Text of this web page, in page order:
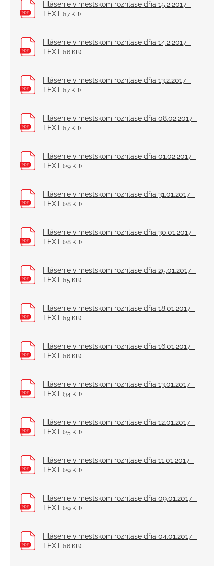
Hlásenie v mestskom rozhlase dňa 15.2.2017 -
TEXT (17 KB)
Hlásenie v mestskom rozhlase dňa 14.2.2017 -
TEXT (16 KB)
Hlásenie v mestskom rozhlase dňa 13.2.2017 -
TEXT (17 KB)
Hlásenie v mestskom rozhlase dňa 08.02.2017 -
TEXT (17 KB)
Hlásenie v mestskom rozhlase dňa 01.02.2017 -
TEXT (29 KB)
Hlásenie v mestskom rozhlase dňa 31.01.2017 -
TEXT (28 KB)
Hlásenie v mestskom rozhlase dňa 30.01.2017 -
TEXT (28 KB)
Hlásenie v mestskom rozhlase dňa 25.01.2017 -
TEXT (15 KB)
Hlásenie v mestskom rozhlase dňa 18.01.2017 -
TEXT (19 KB)
Hlásenie v mestskom rozhlase dňa 16.01.2017 -
TEXT (16 KB)
Hlásenie v mestskom rozhlase dňa 13.01.2017 -
TEXT (34 KB)
Hlásenie v mestskom rozhlase dňa 12.01.2017 -
TEXT (25 KB)
Hlásenie v mestskom rozhlase dňa 11.01.2017 -
TEXT (29 KB)
Hlásenie v mestskom rozhlase dňa 09.01.2017 -
TEXT (29 KB)
Hlásenie v mestskom rozhlase dňa 04.01.2017 -
TEXT (16 KB)